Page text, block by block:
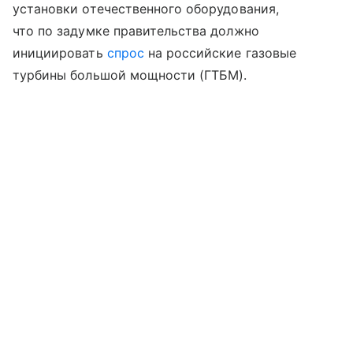
установки отечественного оборудования,
что по задумке правительства должно
инициировать спрос на российские газовые
турбины большой мощности (ГТБМ).